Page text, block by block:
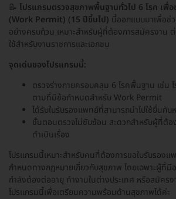
📝 โปรแกรมตรวจสุขภาพพื้นฐานทั่วไป 6 โรค เพื่
(Work Permit) (15 ปีขึ้นไป) นี้ออกแบบมาเพื่อช่
อย่างครบถ้วน เหมาะสำหรับผู้ที่ต้องการสมัครงาน
ใช้สำหรับงานราชการและเอกชน
จุดเด่นของโปรแกรมนี้:
ตรวจร่างกายครอบคลุม 6 โรคพื้นฐาน เช่น
ตามที่มีข้อกำหนดสำหรับ Work Permit
ได้รับใบรับรองแพทย์ที่สามารถนำไปใช้ยื่นกั
ขั้นตอนตรวจไม่ซับซ้อน สะดวกสำหรับผู้ที่ต้อง
ดำเนินเรื่อง
โปรแกรมนี้เหมาะสำหรับคนที่ต้องการขอใบรับรอง
กำหนดทางกฎหมายเกี่ยวกับสุขภาพ โดยเฉพาะผู้ที่
กำลังต้องต่ออายุ ทำงานในต่างประเทศ หรือสมัครง
โปรแกรมนี้เพื่อเตรียมความพร้อมด้านสุขภาพได้ค่ะ